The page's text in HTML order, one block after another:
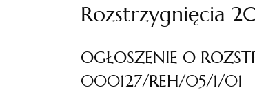
Rozstrzygnięcia
OGŁOSZENIE O
000127/REH/05/1/01